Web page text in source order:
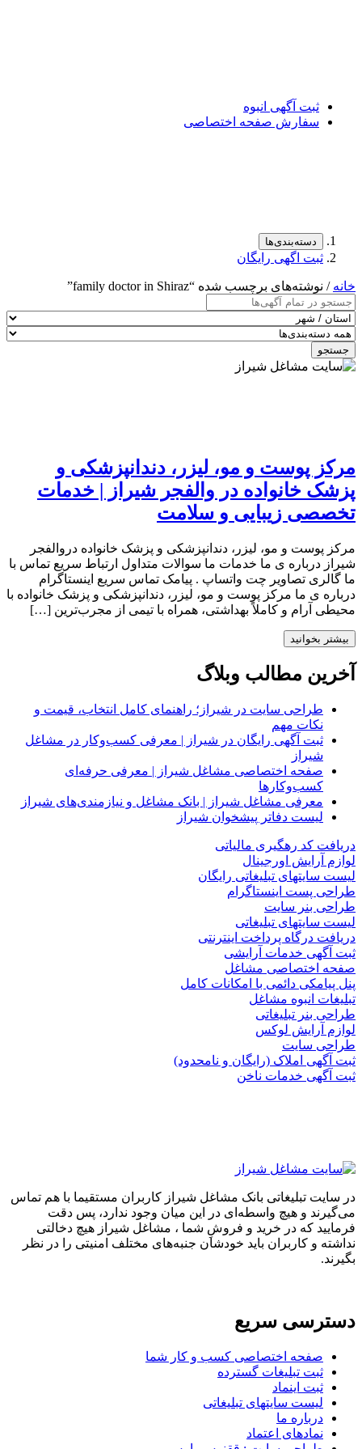
ثبت آگهی انبوه
سفارش صفحه اختصاصی
دسته‌بندی‌ها
ثبت اگهی رایگان
خانه / نوشته‌های برچسب شده “family doctor in Shiraz”
جستجو
مرکز پوست و مو، لیزر، دندانپزشکی و
پزشک خانواده در والفجر شیراز | خدمات
تخصصی زیبایی و سلامت
مرکز پوست و مو، لیزر، دندانپزشکی و پزشک خانواده دروالفجر
شیراز درباره ی ما خدمات ما سوالات متداول ارتباط سریع تماس با
ما گالری تصاویر چت واتساپ . پیامک تماس سریع اینستاگرام
درباره ی ما مرکز پوست و مو، لیزر، دندانپزشکی و پزشک خانواده با
محیطی آرام و کاملاً بهداشتی، همراه با تیمی از مجرب‌ترین […]
بیشتر بخوانید
آخرین مطالب وبلاگ
طراحی سایت در شیراز؛ راهنمای کامل انتخاب، قیمت و
نکات مهم
ثبت آگهی رایگان در شیراز | معرفی کسب‌وکار در مشاغل
شیراز
صفحه اختصاصی مشاغل شیراز | معرفی حرفه‌ای
کسب‌وکارها
معرفی مشاغل شیراز | بانک مشاغل و نیازمندی‌های شیراز
لیست دفاتر پیشخوان شیراز
دریافت کد رهگیری مالیاتی
لوازم آرایش اورجینال
لیست سایتهای تبلیغاتی رایگان
طراحی پست اینستاگرام
طراحی بنر سایت
لیست سایتهای تبلیغاتی
دریافت درگاه پرداخت اینترنتی
ثبت آگهی خدمات آرایشی
صفحه اختصاصی مشاغل
پنل پیامکی دائمی با امکانات کامل
تبلیغات انبوه مشاغل
طراحی بنر تبلیغاتی
لوازم آرایش لوکس
طراحی سایت
ثبت آگهی املاک (رایگان و نامحدود)
ثبت آگهی خدمات ناخن
در سایت تبلیغاتی بانک مشاغل شیراز کاربران مستقیما با هم تماس
می‌گیرند و هیچ واسطه‌ای در این میان وجود ندارد، پس دقت
فرمایید که در خرید و فروشِ شما ، مشاغل شیراز هیچ دخالتی
نداشته و کاربران باید خودشان جنبه‌های مختلف امنیتی را در نظر
بگیرند.
دسترسی سریع
صفحه اختصاصی کسب و کار شما
ثبت تبلیغات گسترده
ثبت اینماد
لیست سایتهای تبلیغاتی
درباره ما
نمادهای اعتماد